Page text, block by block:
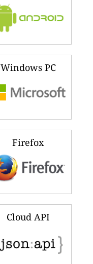
Windows PC
Firefox
Cloud API